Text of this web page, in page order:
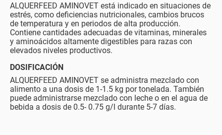
ALQUERFEED AMINOVET está indicado en situaciones de
estrés, como deficiencias nutricionales, cambios brucos
de temperatura y en periodos de alta producción.
Contiene cantidades adecuadas de vitaminas, minerales
y aminoácidos altamente digestibles para razas con
elevados niveles productivos.
DOSIFICACIÓN
ALQUERFEED AMINOVET se administra mezclado con
alimento a una dosis de 1-1.5 kg por tonelada. También
puede administrarse mezclado con leche o en el agua de
bebida a dosis de 0.5- 0.75 g/l durante 5-7 días.